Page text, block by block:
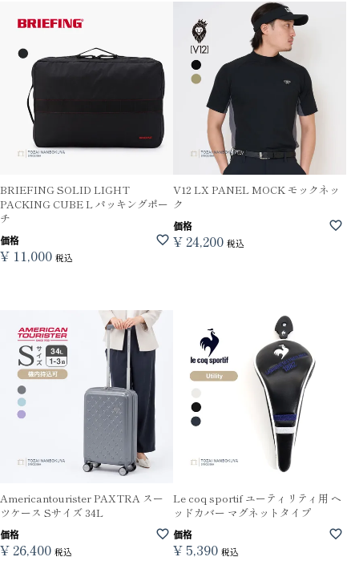
BRIEFING SOLID LIGHT
PACKING CUBE L パッキングポー
チ
価格
¥ 11,000 税込
V12 LX PANEL MOCK モックネッ
ク
価格
¥ 24,200 税込
Americantourister PAXTRA スー
ツケース Sサイズ 34L
価格
¥ 26,400 税込
Le coq sportif ユーティリティ用 ヘ
ッドカバー マグネットタイプ
価格
¥ 5,390 税込